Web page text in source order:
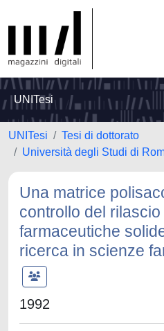
UNITesi
UNITesi
Tesi di dottorato
Università degli Studi di
Una matrice
controllo del
farmaceutiche
ricerca in scienze
1992